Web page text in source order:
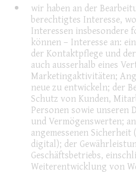
wir haben an der
berechtigtes Interesse,
Interessen insbesondere
können – Interesse an:
der Kontaktpflege und
auch ausserhalb eines
Marketingaktivitäten;
neue zu entwickeln; der
Schutz von Kunden,
Personen sowie unseren
und Vermögenswerten;
angemessenen
digital); der
Geschäftsbetriebs,
Weiterentwicklung von